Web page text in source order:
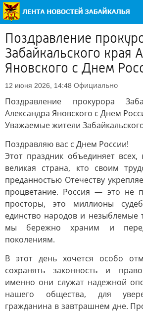
Поздравление
Забайкальского края
Яновского с Днем
12 июня 2026, 14:48 Официально
Поздравление прокурора
Александра Яновского с Днем
Уважаемые жители
Поздравляю вас с Днем России!
Этот праздник объединяет
великая страна, кто своим
преданностью Отечеству
процветание. Россия — это не
просторы, это миллионы
единство народов и незыблемые
мы бережно храним и
поколениям.
В этот день хочется особо
сохранять законность и
именно они служат надежной
нашего общества, для
гражданина в завтрашнем дне.